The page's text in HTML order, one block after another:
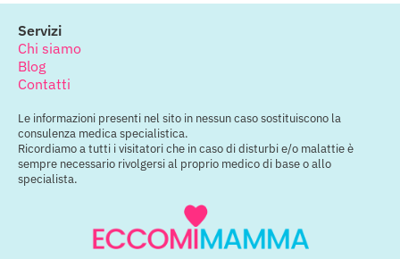
Servizi
Chi siamo
Blog
Contatti
Le informazioni presenti nel sito in nessun caso sostituiscono la
consulenza medica specialistica.
Ricordiamo a tutti i visitatori che in caso di disturbi e/o malattie è
sempre necessario rivolgersi al proprio medico di base o allo
specialista.